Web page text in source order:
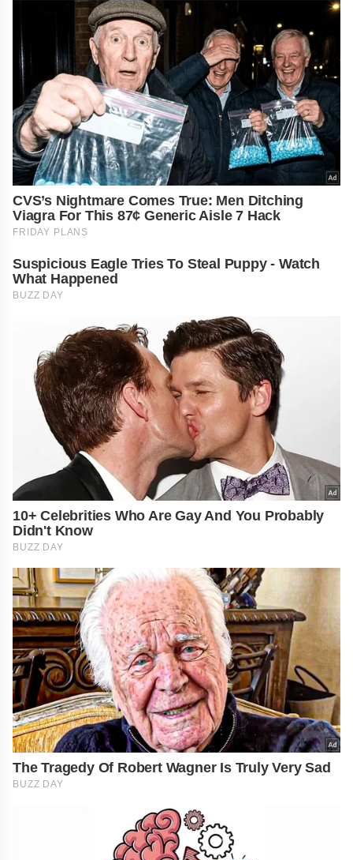
CVS’s Nightmare Comes True: Men Ditching
Viagra For This 87¢ Generic Aisle 7 Hack
FRIDAY PLANS
Suspicious Eagle Tries To Steal Puppy - Watch
What Happened
BUZZ DAY
10+ Celebrities Who Are Gay And You Probably
Didn't Know
BUZZ DAY
The Tragedy Of Robert Wagner Is Truly Very Sad
BUZZ DAY